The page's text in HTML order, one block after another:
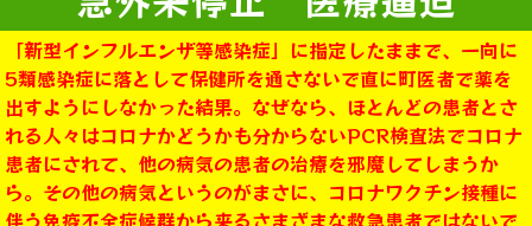
「新型インフルエンザ等感染症」に指定したままで、一向に
5類感染症に落として保健所を通さないで直に町医者で薬を
出すようにしなかった結果。なぜなら、ほとんどの患者とさ
れる人々はコロナかどうかも分からないPCR検査法でコロナ
患者にされて、他の病気の患者の治療を邪魔してしまうか
ら。その他の病気というのがまさに、コロナワクチン接種に
伴う免疫不全症候群から来るさまざまな救急患者ではないで